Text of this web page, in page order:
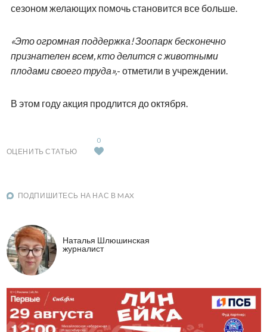
сезоном желающих помочь становится все больше.
«Это огромная поддержка! Зоопарк бесконечно
признателен всем, кто делится с животными
плодами своего труда»,- отметили в учреждении.
В этом году акция продлится до октября.
ОЦЕНИТЬ СТАТЬЮ
0
ПОДПИШИТЕСЬ НА НАС В MAX
Наталья Шлюшинская
журналист